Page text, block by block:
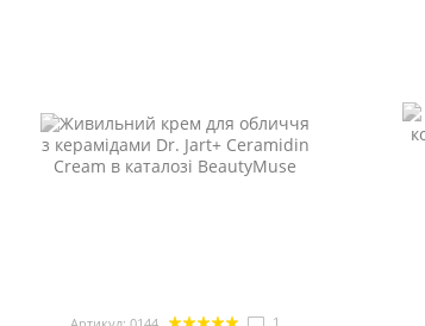
1